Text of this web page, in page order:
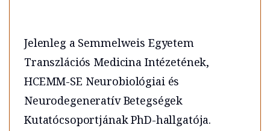
Jelenleg a Semmelweis Egyetem
Transzlációs Medicina Intézetének,
HCEMM-SE Neurobiológiai és
Neurodegeneratív Betegségek
Kutatócsoportjának PhD-hallgatója.